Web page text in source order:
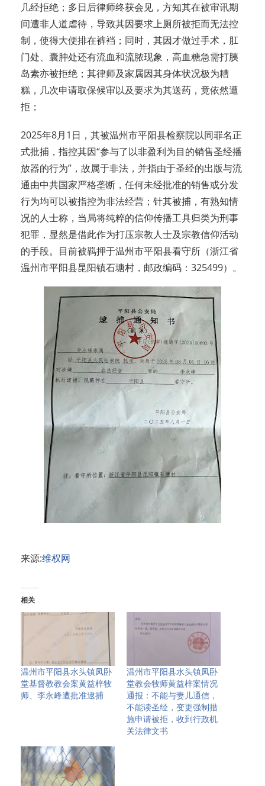
几经拒绝；多日后律师终获会见，方知其在被审讯期
间遭非人道虐待，导致其因要求上厕所被拒而无法控
制，使得大便排在裤裆；同时，其因才做过手术，肛
门处、囊肿处还有流血和流脓现象，高血糖急需打胰
岛素亦被拒绝；其律师及家属因其身体状况极为糟
糕，几次申请取保候审以及要求为其送药，竟依然遭
拒；
2025年8月1日，其被温州市平阳县检察院以同罪名正
式批捕，指控其因“参与了以非盈利为目的销售圣经播
放器的行为”，故属于非法，并指由于圣经的出版与流
通由中共国家严格垄断，任何未经批准的销售或分发
行为均可以被指控为非法经营；针其被捕，有熟知情
况的人士称，当局将纯粹的信仰传播工具归类为刑事
犯罪，显然是借此作为打压宗教人士及宗教信仰活动
的手段。目前被羁押于温州市平阳县看守所（浙江省
温州市平阳县昆阳镇石塘村，邮政编码：325499）。
来源:维权网
相关
温州市平阳县水头镇凤卧
堂基督教教会案黄益梓牧
师、李永峰遭批准逮捕
温州市平阳县水头镇凤卧
堂教会牧师黄益梓案情况
通报：不能与妻儿通信，
不能读圣经，变更强制措
施申请被拒，收到行政机
关法律文书